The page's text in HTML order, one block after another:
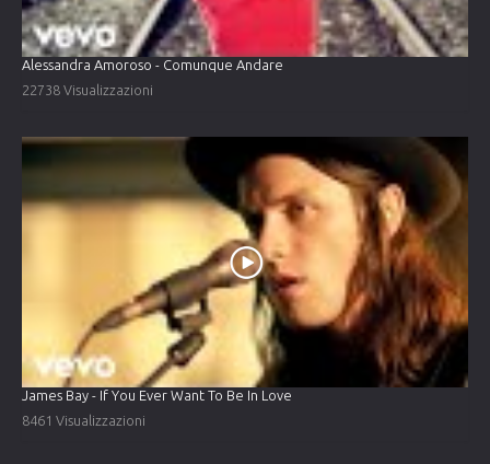
Alessandra Amoroso - Comunque Andare
22738 Visualizzazioni
James Bay - If You Ever Want To Be In Love
8461 Visualizzazioni